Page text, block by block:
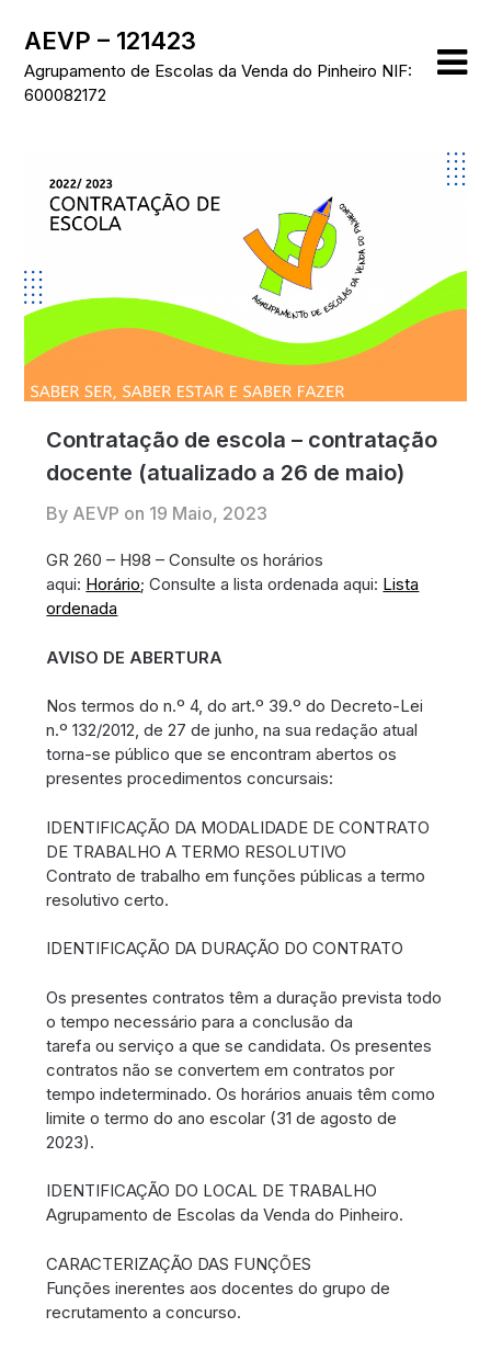
content
AEVP – 121423
Agrupamento de Escolas da Venda do Pinheiro NIF:
600082172
Contratação de escola – contratação
docente (atualizado a 26 de maio)
By AEVP on 19 Maio, 2023
GR 260 – H98 – Consulte os horários
aqui: Horário; Consulte a lista ordenada aqui: Lista
ordenada
AVISO DE ABERTURA
Nos termos do n.º 4, do art.º 39.º do Decreto-Lei
n.º 132/2012, de 27 de junho, na sua redação atual
torna-se público que se encontram abertos os
presentes procedimentos concursais:
IDENTIFICAÇÃO DA MODALIDADE DE CONTRATO
DE TRABALHO A TERMO RESOLUTIVO
Contrato de trabalho em funções públicas a termo
resolutivo certo.
IDENTIFICAÇÃO DA DURAÇÃO DO CONTRATO
Os presentes contratos têm a duração prevista todo
o tempo necessário para a conclusão da
tarefa ou serviço a que se candidata. Os presentes
contratos não se convertem em contratos por
tempo indeterminado. Os horários anuais têm como
limite o termo do ano escolar (31 de agosto de
2023).
IDENTIFICAÇÃO DO LOCAL DE TRABALHO
Agrupamento de Escolas da Venda do Pinheiro.
CARACTERIZAÇÃO DAS FUNÇÕES
Funções inerentes aos docentes do grupo de
recrutamento a concurso.